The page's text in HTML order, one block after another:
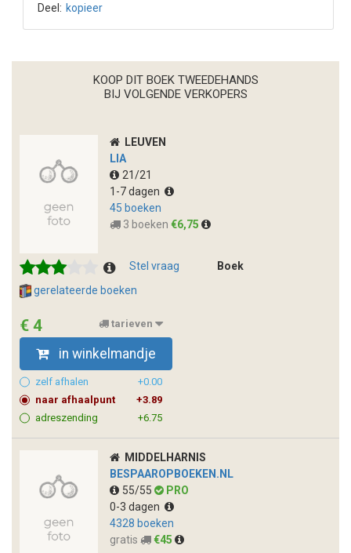
Deel: kopieer
KOOP DIT BOEK TWEEDEHANDS
BIJ VOLGENDE VERKOPERS
LEUVEN
LIA
21/21
1-7 dagen
45 boeken
3 boeken €6,75
Stel vraag
Boek
gerelateerde boeken
€ 4 tarieven
in winkelmandje
zelf afhalen
+0.00
naar afhaalpunt
+3.89
adreszending
+6.75
MIDDELHARNIS
BESPAAROPBOEKEN.NL
55/55
PRO
0-3 dagen
4328 boeken
gratis
€45